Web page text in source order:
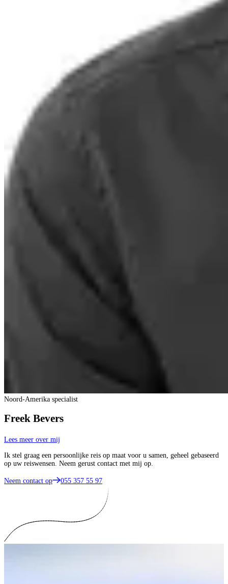
Noord-Amerika specialist
Freek Bevers
Lees meer over mij
Ik stel graag een persoonlijke reis op maat voor u samen, geheel gebaseerd
op uw reiswensen. Neem gerust contact met mij op.
Neem contact op 055 357 55 97